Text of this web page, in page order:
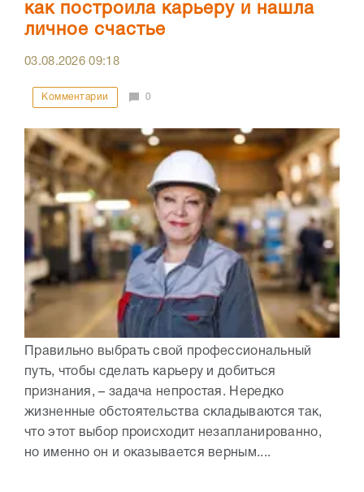
как построила карьеру и нашла
личное счастье
03.08.202609:18
Комментарии 0
Правильно выбрать свой профессиональный
путь, чтобы сделать карьеру и добиться
признания, – задача непростая. Нередко
жизненные обстоятельства складываются так,
что этот выбор происходит незапланированно,
но именно он и оказывается верным....